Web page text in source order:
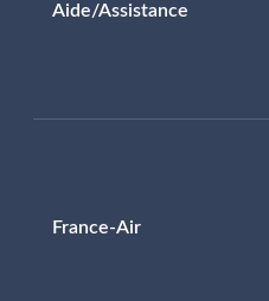
Aide/Assistance
France-Air